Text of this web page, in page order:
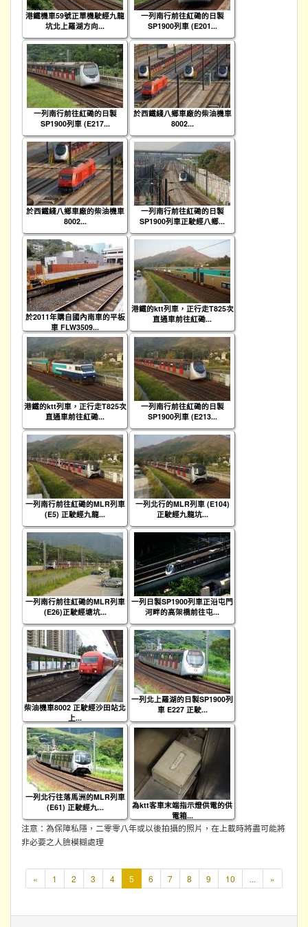
港鐵機車59號正單機駛經九龍
坑北上羅湖方向...
一列南行前往紅磡的日製
SP1900列車 (E201...
一列南行前往紅磡的日製
SP1900列車 (E217...
於西鐵綫八鄉車廠的柴油機車
8002...
於西鐵綫八鄉車廠的柴油機車
8002...
一列南行前往紅磡的日製
SP1900列車正駛經八鄉...
於2011年購自國內南車的平板
車 FLW3509...
港鐵的ktt列車，正行走T825次
直通車前往紅磡...
港鐵的ktt列車，正行走T825次
直通車前往紅磡...
一列南行前往紅磡的日製
SP1900列車 (E213...
一列南行前往紅磡的MLR列車
(E5) 正駛經九龍...
一列北行的MLR列車 (E104)
正駛經九龍坑...
一列南行前往紅磡的MLR列車
(E26)正駛經塘坑...
一列日製SP1900列車正沿屯門
河畔的高架橋前往屯...
柴油機車8002 正駛經沙田站北
上...
一列北上羅湖的日製SP1900列
車 E227 正駛...
一列北行往落馬洲的MLR列車
(E61) 正駛經九...
為ktt客車末端指示燈供電的供
電箱...
注意：為保障私隱，二零零八年或以後拍攝的照片，在上載時將盡可能將
非必要之人臉模糊處理
« 1 2 3 4 5
頁
6 7 8 9 10 ... »